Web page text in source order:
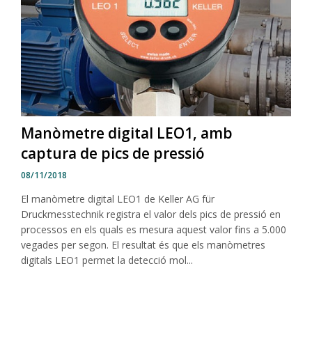
Manòmetre digital LEO1, amb
captura de pics de pressió
08/11/2018
El manòmetre digital LEO1 de Keller AG für
Druckmesstechnik registra el valor dels pics de pressió en
processos en els quals es mesura aquest valor fins a 5.000
vegades per segon. El resultat és que els manòmetres
digitals LEO1 permet la detecció mol...